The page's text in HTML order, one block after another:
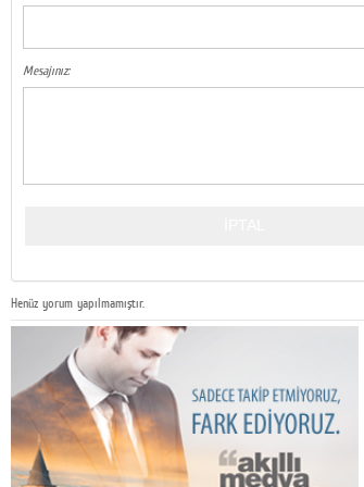
Mesajınız:
Henüz yorum yapılmamıştır.